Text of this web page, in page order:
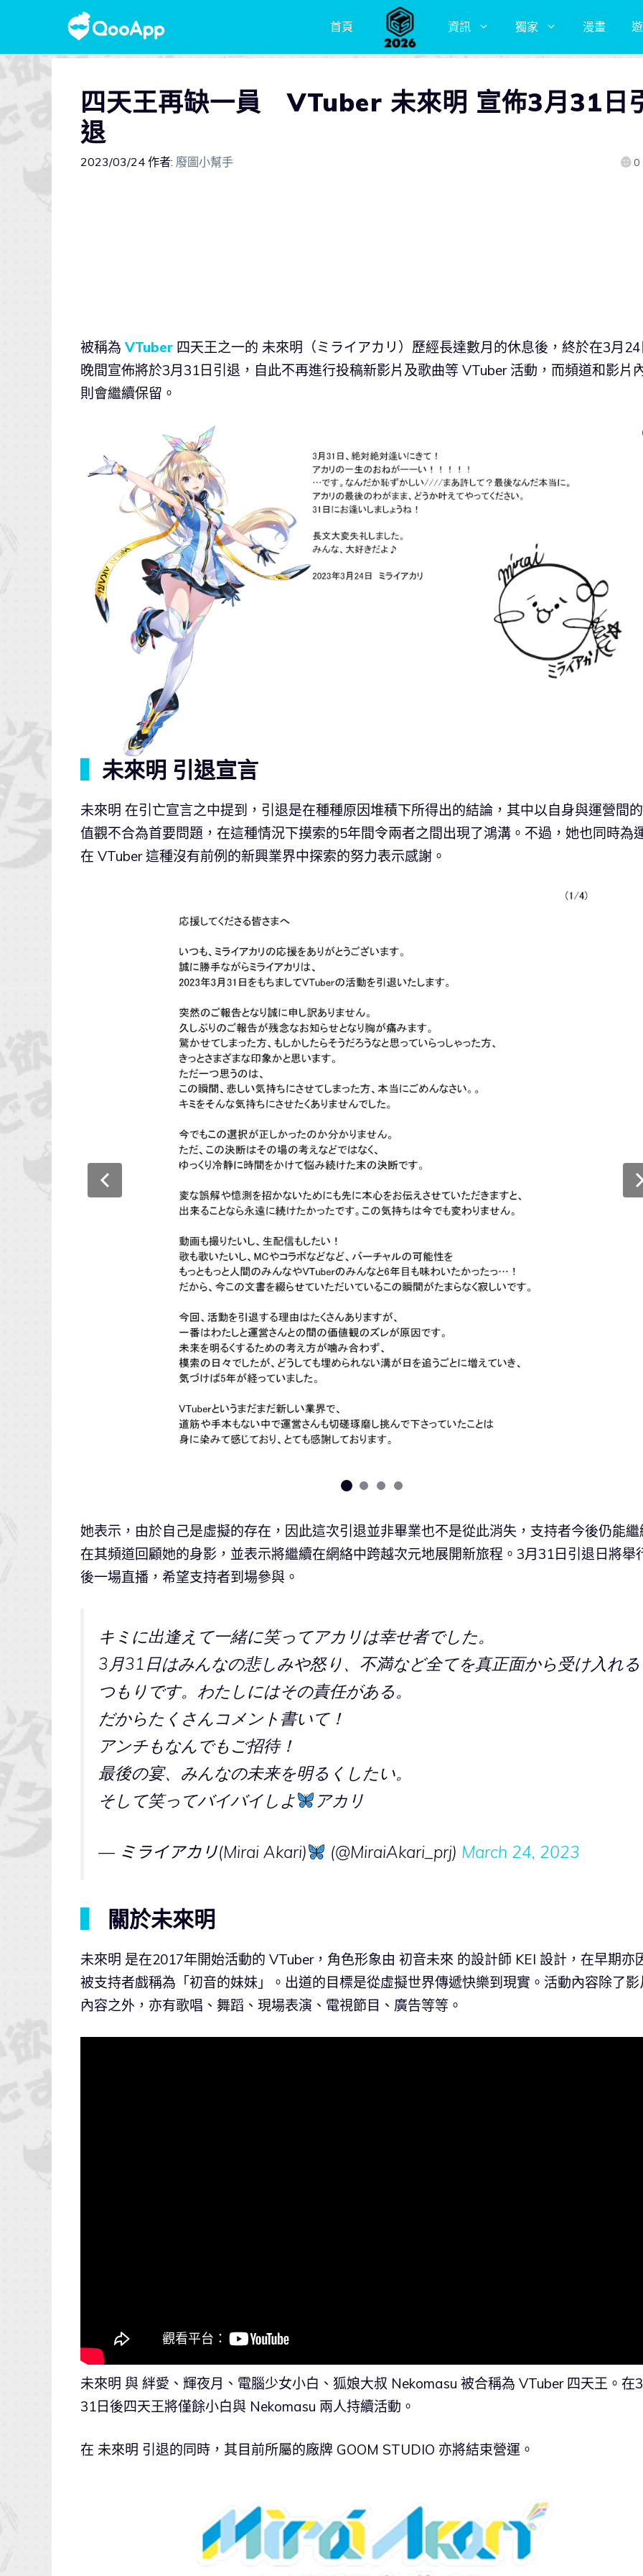
首頁 資訊 獨家 漫畫
四天王再缺一員 VTuber 未來明 宣佈3月31日
退
2023/03/24 作者: 廢圖小幫手 0
被稱為VTuber 四天王之一的 未來明（ミライアカリ）歷經長達數月的休息後，終於在3月
晚間宣佈將於3月31日引退，自此不再進行投稿新影片及歌曲等 VTuber 活動，而頻道和影片
則會繼續保留。
未來明 引退宣言
未來明 在引亡宣言之中提到，引退是在種種原因堆積下所得出的結論，其中以自身與運營間
值觀不合為首要問題，在這種情況下摸索的5年間令兩者之間出現了鴻溝。不過，她也同時為
在 VTuber 這種沒有前例的新興業界中探索的努力表示感謝。
她表示，由於自己是虛擬的存在，因此這次引退並非畢業也不是從此消失，支持者今後仍能繼
在其頻道回顧她的身影，並表示將繼續在網絡中跨越次元地展開新旅程。3月31日引退日將舉
後一場直播，希望支持者到場參與。
キミに出逢えて一緒に笑ってアカリは幸せ者でした。
3月31日はみんなの悲しみや怒り、不満など全てを真正面から受け入れる
つもりです。わたしにはその責任がある。
だからたくさんコメント書いて！
アンチもなんでもご招待！
最後の宴、みんなの未来を明るくしたい。
そして笑ってバイバイしよ
アカリ
— ミライアカリ(Mirai Akari) (@MiraiAkari_prj) March 24, 2023
關於未來明
未來明 是在2017年開始活動的 VTuber，角色形象由 初音未來 的設計師 KEI 設計，在早期亦
被支持者戲稱為「初音的妹妹」。出道的目標是從虛擬世界傳遞快樂到現實。活動內容除了影
內容之外，亦有歌唱、舞蹈、現場表演、電視節目、廣告等等。
未來明 與 絆愛、輝夜月、電腦少女小白、狐娘大叔 Nekomasu 被合稱為 VTuber 四天王。在
31日後四天王將僅餘小白與 Nekomasu 兩人持續活動。
在 未來明 引退的同時，其目前所屬的廠牌 GOOM STUDIO 亦將結束營運。